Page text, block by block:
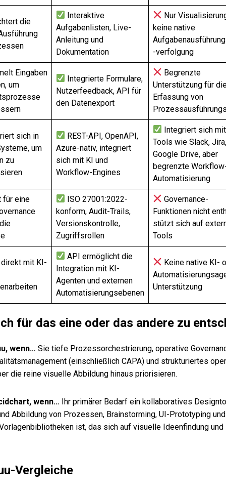
die
Interaktive
Aufgabenlisten, Live-
Anleitung und
Dokumentation
Nur
keine native
-verfolgung
Eingaben
um
Integrierte Formulare,
Nutzerfeedback, API für
den Datenexport
Begrenzte
Unterstützung für
Erfassung von
sich in
um
zu
REST-API, OpenAPI,
Azure-nativ, integriert
sich mit KI und
Workflow-Engines
Integriert sich mit
Tools wie Slack,
Google Drive, aber
begrenzte
Automatisierung
für eine
ISO 27001:2022-
konform, Audit-Trails,
Versionskontrolle,
Zugriffsrollen
Governance-
Funktionen nicht
stützt sich auf
Tools
mit KI-
API ermöglicht die
Integration mit KI-
Agenten und externen
Automatisierungsebenen
Keine native KI-
Unterstützung
für das eine oder das andere zu
wenn…Sie tiefe Prozessorchestrierung, operative
(einschließlich CAPA) und strukturiertes
die reine visuelle Abbildung hinaus priorisieren.
wenn… Ihr primärer Bedarf ein kollaboratives
Abbildung von Prozessen, Brainstorming, UI-Prototyping und
ist, das sich auf visuelle Ideenfindung und
Vergleiche